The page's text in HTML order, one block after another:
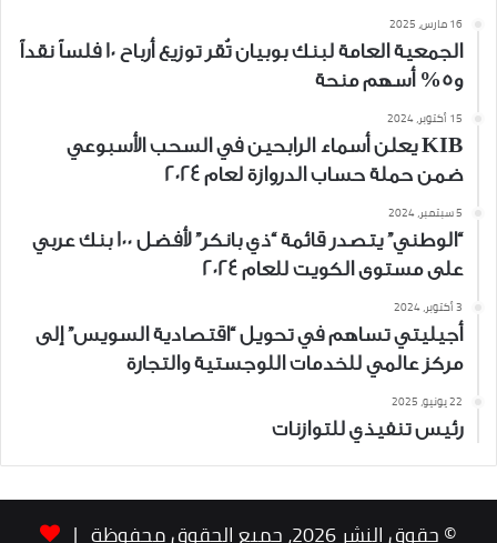
16 مارس، 2025
الجمعية العامة لبنك بوبيان تُقر توزيع أرباح 10 فلساً نقداً
و5% أسهم منحة
15 أكتوبر، 2024
KIB يعلن أسماء الرابحين في السحب الأسبوعي
ضمن حملة حساب الدروازة لعام 2024
5 سبتمبر، 2024
“الوطني” يتصدر قائمة “ذي بانكر” لأفضل 100 بنك عربي
على مستوى الكويت للعام 2024
3 أكتوبر، 2024
أجيليتي تساهم في تحويل “اقتصادية السويس” إلى
مركز عالمي للخدمات اللوجستية والتجارة
22 يونيو، 2025
رئيس تنفيذي للتوازنات
© حقوق النشر 2026، جميع الحقوق محفوظة |